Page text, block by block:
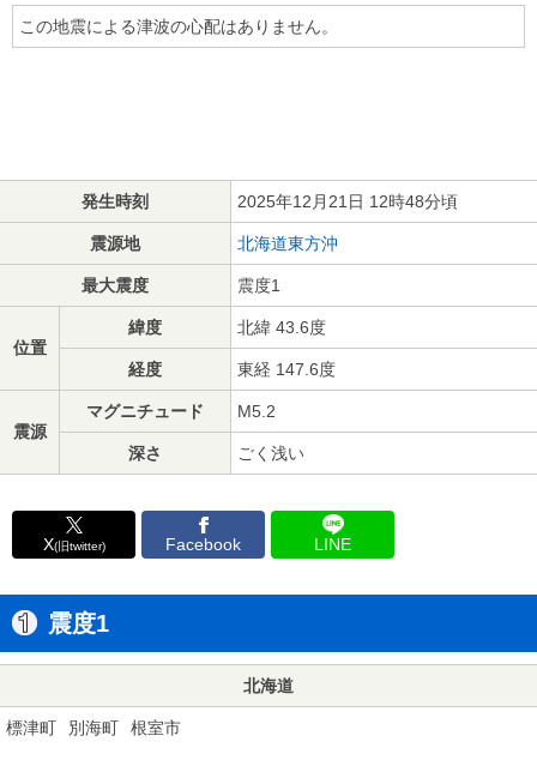
この地震による津波の心配はありません。
発生時刻 2025年12月21日 12時48分頃
震源地 北海道東方沖
最大震度 震度1
位置
緯度 北緯 43.6度
経度 東経 147.6度
震源
マグニチュード M5.2
深さ ごく浅い
X(旧twitter) Facebook LINE
震度1
北海道
標津町 別海町 根室市